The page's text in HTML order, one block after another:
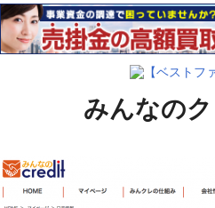
動
【ベストフ
みんなの